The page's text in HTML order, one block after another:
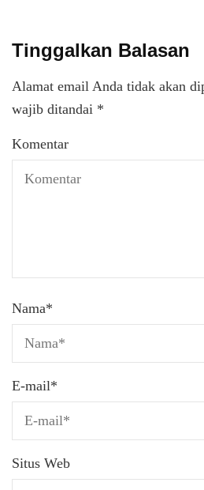
Tinggalkan Balasan
Alamat email Anda tidak akan
wajib ditandai *
Komentar
Nama*
E-mail*
Situs Web